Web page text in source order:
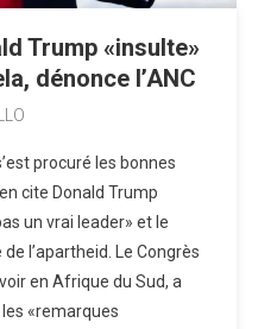
Trump «insulte»
dénonce l’ANC
procuré les bonnes
cite Donald Trump
un vrai leader» et le
l’apartheid. Le Congrès
en Afrique du Sud, a
«remarques